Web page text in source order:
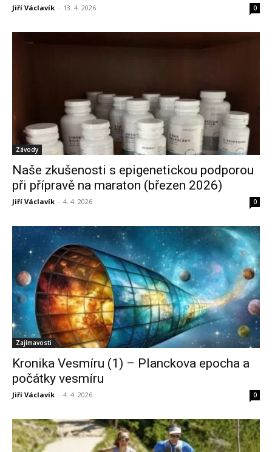
Jiří Václavík - 13. 4. 2026 0
Závody
Naše zkušenosti s epigenetickou podporou
při přípravě na maraton (březen 2026)
Jiří Václavík - 4. 4. 2026 0
Zajímavosti
Kronika Vesmíru (1) – Planckova epocha a
počátky vesmíru
Jiří Václavík - 4. 4. 2026 0